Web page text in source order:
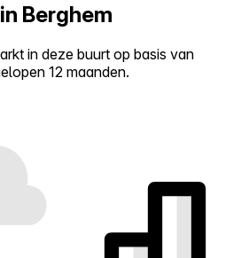
Berghem
in deze buurt op basis van
12 maanden.